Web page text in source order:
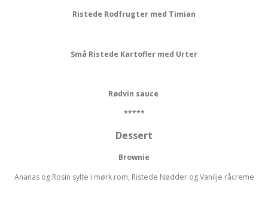
Ristede Rodfrugter med Timian
Små Ristede Kartofler med Urter
Rødvin sauce
*****
Dessert
Brownie
Ananas og Rosin sylte i mørk rom, Ristede Nødder og Vanilje råcreme